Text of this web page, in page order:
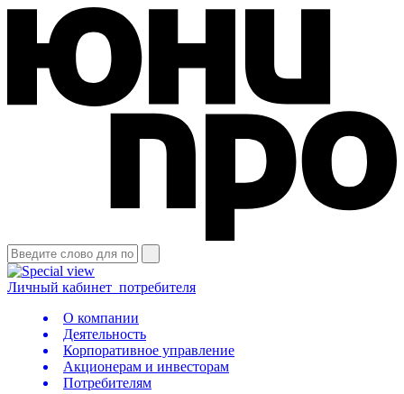
Личный кабинет потребителя
О компании
Деятельность
Корпоративное управление
Акционерам и инвесторам
Потребителям